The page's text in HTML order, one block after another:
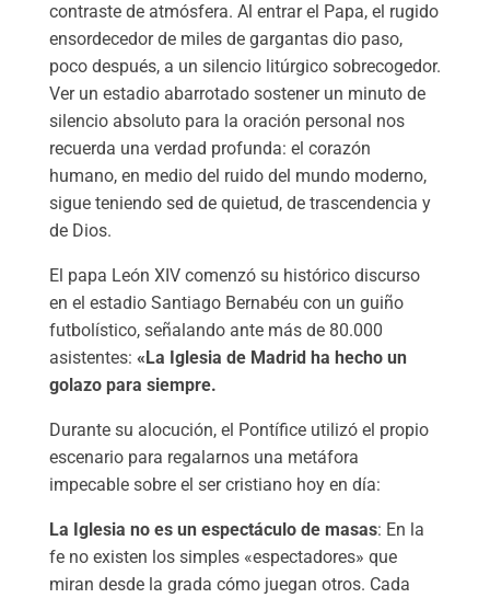
contraste de atmósfera. Al entrar el Papa, el rugido
ensordecedor de miles de gargantas dio paso,
poco después, a un silencio litúrgico sobrecogedor.
Ver un estadio abarrotado sostener un minuto de
silencio absoluto para la oración personal nos
recuerda una verdad profunda: el corazón
humano, en medio del ruido del mundo moderno,
sigue teniendo sed de quietud, de trascendencia y
de Dios.
​El papa León XIV comenzó su histórico discurso
en el estadio Santiago Bernabéu con un guiño
futbolístico, señalando ante más de 80.000
asistentes: «La Iglesia de Madrid ha hecho un
golazo para siempre.
​Durante su alocución, el Pontífice utilizó el propio
escenario para regalarnos una metáfora
impecable sobre el ser cristiano hoy en día:
La Iglesia no es un espectáculo de masas: En la
fe no existen los simples «espectadores» que
miran desde la grada cómo juegan otros. Cada